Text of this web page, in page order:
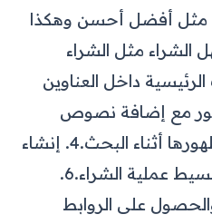
مثل أفضل أحسن وهكذا
الشراء مثل الشراء
الرئيسية داخل العناوين
مع إضافة نصوص
أثناء البحث. 4. إنشاء
6.
على الروابط